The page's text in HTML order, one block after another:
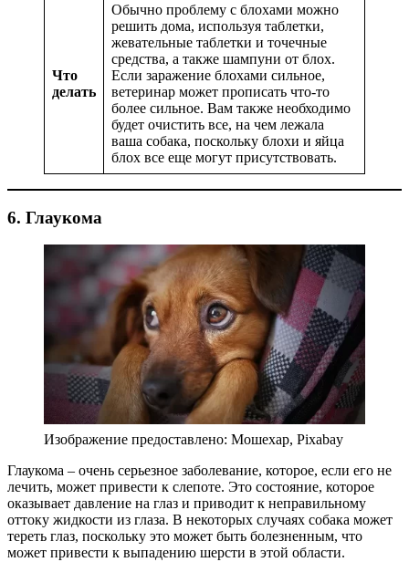
Что
делать
Обычно проблему с блохами можно
решить дома, используя таблетки,
жевательные таблетки и точечные
средства, а также шампуни от блох.
Если заражение блохами сильное,
ветеринар может прописать что-то
более сильное. Вам также необходимо
будет очистить все, на чем лежала
ваша собака, поскольку блохи и яйца
блох все еще могут присутствовать.
6. Глаукома
Изображение предоставлено: Мошехар, Pixabay
Глаукома – очень серьезное заболевание, которое, если его не
лечить, может привести к слепоте. Это состояние, которое
оказывает давление на глаз и приводит к неправильному
оттоку жидкости из глаза. В некоторых случаях собака может
тереть глаз, поскольку это может быть болезненным, что
может привести к выпадению шерсти в этой области.